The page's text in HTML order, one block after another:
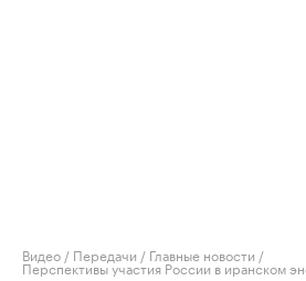
Видео / Передачи / Главные новости /
Перспективы участия России в иранском